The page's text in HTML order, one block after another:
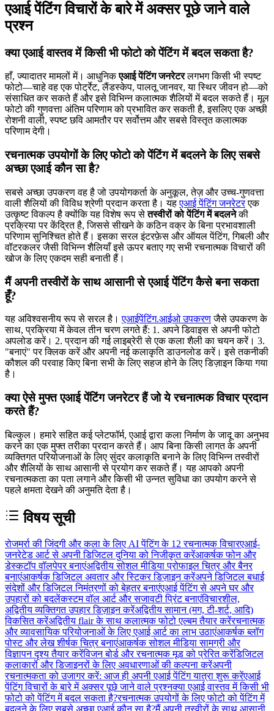
एआई पेंटिंग विचारों के बारे में अक्सर पूछे जाने वाले
प्रश्न
क्या एआई वास्तव में किसी भी फोटो को पेंटिंग में बदल सकता है?
हाँ, ज्यादातर मामलों में। आधुनिकएआई पेंटिंग जनरेटरलगभग किसी भी स्पष्ट
फोटो—चाहे वह एक पोर्ट्रेट, लैंडस्केप, पालतू जानवर, या स्थिर जीवन हो—को
संसाधित कर सकते हैं और इसे विभिन्न कलात्मक शैलियों में बदल सकते हैं। मूल
फोटो की गुणवत्ता अंतिम परिणाम को प्रभावित कर सकती है, इसलिए एक अच्छी
रोशनी वाली, स्पष्ट छवि आमतौर पर सर्वोत्तम और सबसे विस्तृत कलात्मक
परिणाम देगी।
रचनात्मक उपयोगों के लिए फोटो को पेंटिंग में बदलने के लिए सबसे
अच्छा एआई कौन सा है?
सबसे अच्छा उपकरण वह है जो उपयोगकर्ता के अनुकूल, तेज़ और उच्च-गुणवत्ता
वाली शैलियों की विविध श्रेणी प्रदान करता है। यहएआई पेंटिंग जनरेटरएक
उत्कृष्ट विकल्प है क्योंकि यह विशेष रूप सेतस्वीरों को पेंटिंग में बदलनेकी
प्रक्रिया पर केंद्रित है, जिससे सीखने के कठिन वक्र के बिना प्रभावशाली
परिणाम सुनिश्चित होते हैं। इसका सरल इंटरफ़ेस और ऑयल पेंटिंग, गिबली और
वॉटरकलर जैसी विभिन्न शैलियाँ इसे ऊपर बताए गए सभी रचनात्मक विचारों की
खोज के लिए एकदम सही बनाती हैं।
मैं अपनी तस्वीरों के साथ आसानी से एआई पेंटिंग कैसे बना सकता
हूँ?
यह अविश्वसनीय रूप से सरल है।एआईपेंटिंग.आईओ उपकरणजैसे उपकरण के
साथ, प्रक्रिया में केवल तीन चरण लगते हैं: 1. अपने डिवाइस से अपनी फोटो
अपलोड करें। 2. प्रदान की गई लाइब्रेरी से एक कला शैली का चयन करें। 3.
"बनाएं" पर क्लिक करें और अपनी नई कलाकृति डाउनलोड करें। इसे तकनीकी
कौशल की परवाह किए बिना सभी के लिए सहज होने के लिए डिज़ाइन किया गया
है।
क्या ऐसे मुफ्त एआई पेंटिंग जनरेटर हैं जो ये रचनात्मक विचार प्रदान
करते हैं?
बिल्कुल। हमारे सहित कई प्लेटफॉर्म, एआई द्वारा कला निर्माण के जादू का अनुभव
करने का एक मुफ्त तरीका प्रदान करते हैं। आप बिना किसी लागत के अपनी
व्यक्तिगत परियोजनाओं के लिए सुंदर कलाकृति बनाने के लिए विभिन्न तस्वीरों
और शैलियों के साथ आसानी से प्रयोग कर सकते हैं। यह आपको अपनी
रचनात्मकता का पता लगाने और किसी भी उन्नत सुविधा का उपयोग करने से
पहले क्षमता देखने की अनुमति देता है।
विषय सूची
रोजमर्रा की जिंदगी और कला के लिए AI पेंटिंग के 12 रचनात्मक विचारएआई-
जनरेटेड आर्ट से अपनी डिजिटल दुनिया को निजीकृत करेंआकर्षक फोन और
डेस्कटॉप वॉलपेपर बनाएंअद्वितीय सोशल मीडिया प्रोफाइल चित्र और बैनर
बनाएंआकर्षक डिजिटल अवतार और स्टिकर डिज़ाइन करेंअपने डिजिटल बधाई
संदेशों और डिजिटल निमंत्रणों को बेहतर बनाएंएआई पेंटिंग से अपने घर और
उपहारों को बदलेंकस्टम वॉल आर्ट और सजावटी प्रिंट बनाएंविचारशील,
अद्वितीय व्यक्तिगत उपहार डिज़ाइन करेंअद्वितीय सामान (मग, टी-शर्ट, आदि)
विकसित करेंअद्वितीय flair के साथ कलात्मक फोटो एल्बम तैयार करेंरचनात्मक
और व्यावसायिक परियोजनाओं के लिए एआई आर्ट का लाभ उठाएंआकर्षक ब्लॉग
पोस्ट और लेख शीर्षक चित्र बनाएंआकर्षक सोशल मीडिया सामग्री और
विज्ञापन दृश्य तैयार करेंविजन बोर्ड और रचनात्मक मूड को प्रेरित करेंडिजिटल
कलाकारों और डिजाइनरों के लिए अवधारणाओं की कल्पना करेंअपनी
रचनात्मकता को उजागर करें: आज ही अपनी एआई पेंटिंग यात्रा शुरू करेंएआई
पेंटिंग विचारों के बारे में अक्सर पूछे जाने वाले प्रश्नक्या एआई वास्तव में किसी भी
फोटो को पेंटिंग में बदल सकता है?रचनात्मक उपयोगों के लिए फोटो को पेंटिंग में
बदलने के लिए सबसे अच्छा एआई कौन सा है?मैं अपनी तस्वीरों के साथ आसानी